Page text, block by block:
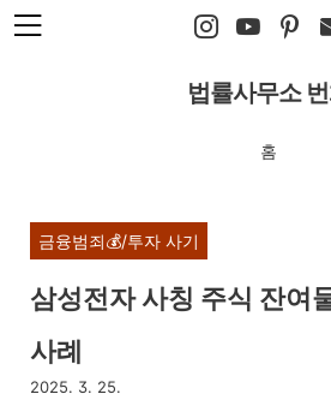
본문 바로가기
법률사무소
홈
금융범죄💰/투자 사기
삼성전자 사칭 주식 잔여
사례
2025. 3. 25.